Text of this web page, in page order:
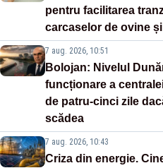
pentru facilitarea
carcaselor de ovine
7 aug. 2026, 10:51
Bolojan: Nivelul
funcționare a
de patru-cinci zile
scădea
7 aug. 2026, 10:43
Criza din energie.